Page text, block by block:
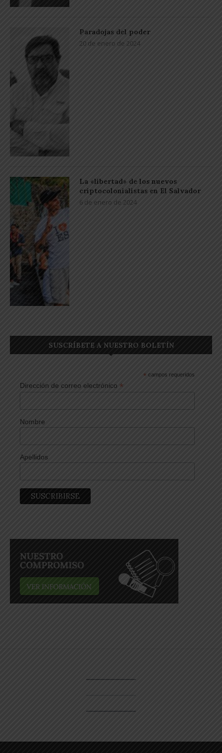
Paradojas del poder
20 de enero de 2024
La «libertad» de los nuevos
criptocolonialistas en El Salvador
6 de enero de 2024
SUSCRÍBETE A NUESTRO BOLETÍN
* campos requeridos
Dirección de correo electrónico *
Nombre
Apellidos